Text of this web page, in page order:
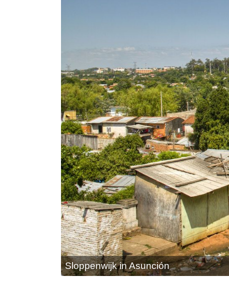
Sloppenwijk in Asunción